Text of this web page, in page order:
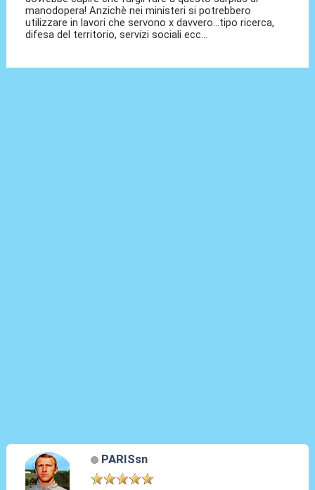
manodopera! Anzichè nei ministeri si potrebbero
utilizzare in lavori che servono x davvero...tipo ricerca,
difesa del territorio, servizi sociali ecc...
PARISsn